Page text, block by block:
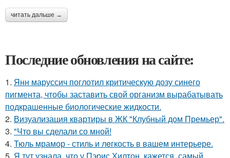
читать дальше →
Последние обновления на сайте:
1. Янн маруссич поглотил критическую дозу синего
пигмента, чтобы заставить свой организм вырабатывать
подкрашенные биологические жидкости.
2. Визуализация квартиры в ЖК "Клубный дом Премьер".
3. "Что вы сделали со мной!
4. Тюль мрамор - стиль и лeгкость в вашем интерьере.